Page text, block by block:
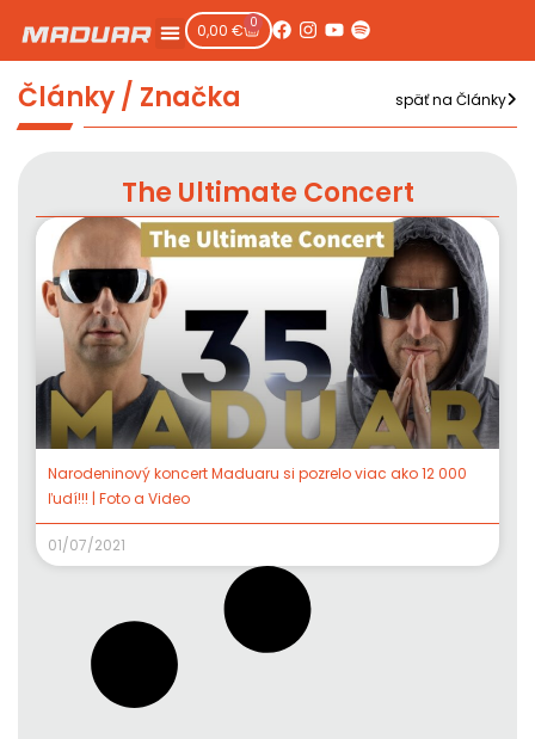
0,00 € 0
Články / Značka späť na Články
The Ultimate Concert
Narodeninový koncert Maduaru si pozrelo viac ako 12 000
ľudí!!! | Foto a Video
01/07/2021